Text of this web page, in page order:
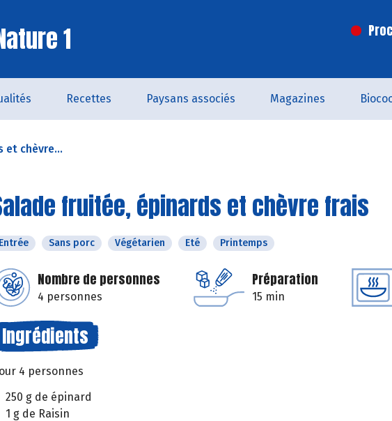
1
Recettes Paysans associés Magazines
et chèvre...
fruitée, épinards et chèvre frais
Entrée Sans porc Végétarien Eté Printemps
Nombre de personnes
4 personnes
Préparation
15 min
Ingrédients
4 personnes
250 g de épinard
1 g de Raisin